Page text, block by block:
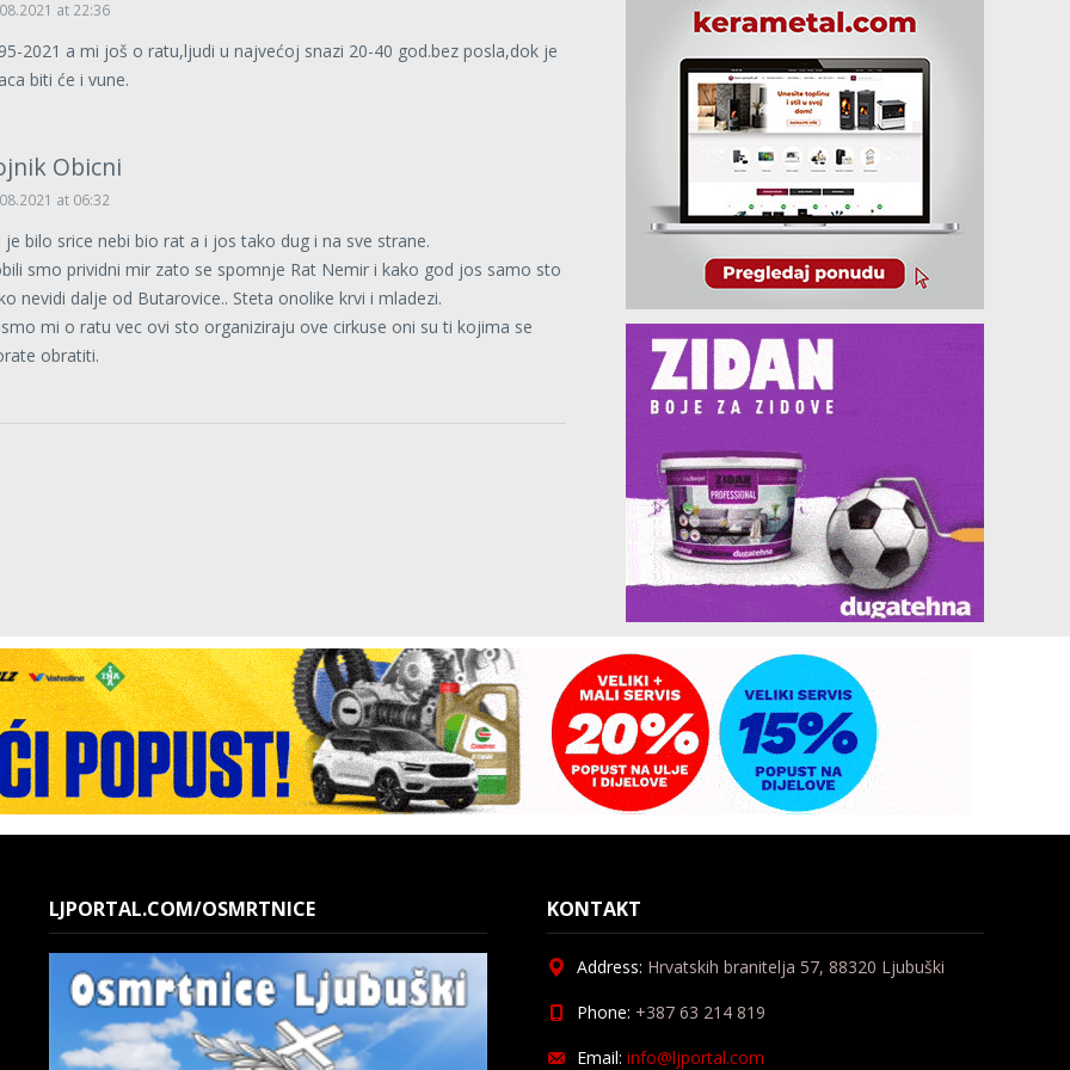
at 22:36
2021 a mi još o ratu,ljudi u najvećoj snazi 20-40 god.bez posla,dok je
biti će i vune.
Obicni
at 06:32
je bilo srice nebi bio rat a i jos tako dug i na sve strane.
smo prividni mir zato se spomnje Rat Nemir i kako god jos samo sto
nevidi dalje od Butarovice.. Steta onolike krvi i mladezi.
mi o ratu vec ovi sto organiziraju ove cirkuse oni su ti kojima se
obratiti.
LJPORTAL.COM/OSMRTNICE KONTAKT
Address: Hrvatskih branitelja 57, 88320 Ljubuški
Phone: +387 63 214 819
Email: info@ljportal.com